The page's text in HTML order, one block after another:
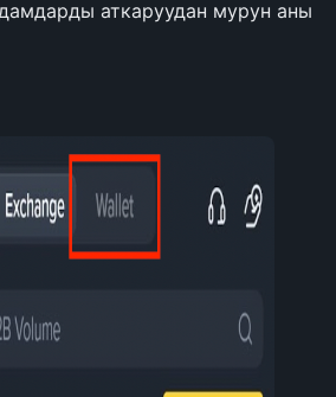
аткаруудан мурун аны